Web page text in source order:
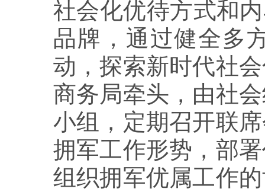
社会化优待方式和
品牌，通过健全多
动，探索新时代社
商务局牵头，由社
小组，定期召开联
拥军工作形势，部
组织拥军优属工作